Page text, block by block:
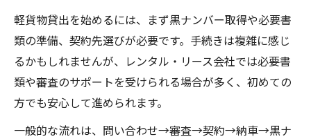
軽貨物レンタルを使った効率的な収益モデ
ル
軽貨物副業で月収アップを目指す戦略とは
軽貨物で副業収益を安定させる配達術紹介
軽貨物貸出を始めるには、まず黒ナンバー取得や必要書
類の準備、契約先選びが必要です。手続きは複雑に感じ
るかもしれませんが、レンタル・リース会社では必要書
類や審査のサポートを受けられる場合が多く、初めての
方でも安心して進められます。
一般的な流れは、問い合わせ→審査→契約→納車→黒ナ